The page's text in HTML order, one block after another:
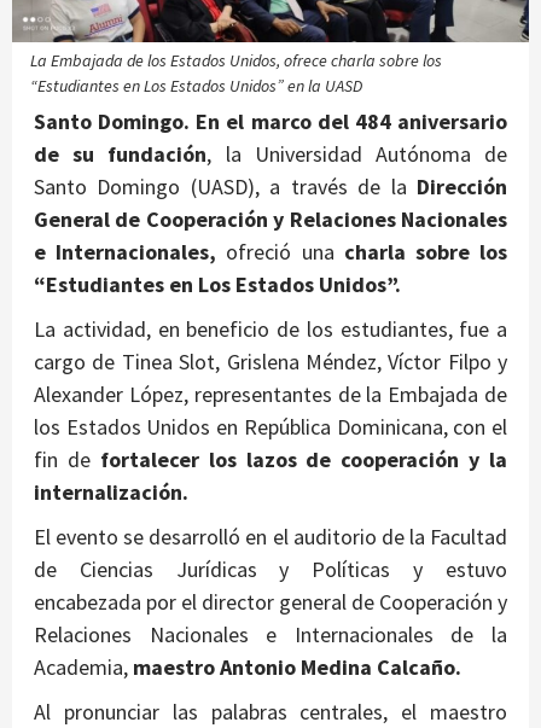
La Embajada de los Estados Unidos, ofrece charla sobre los
“Estudiantes en Los Estados Unidos” en la UASD
Santo Domingo. En el marco del 484 aniversario
de su fundación, la Universidad Autónoma de
Santo Domingo (UASD), a través de la Dirección
General de Cooperación y Relaciones Nacionales
e Internacionales, ofreció una charla sobre los
“Estudiantes en Los Estados Unidos”.
La actividad, en beneficio de los estudiantes, fue a
cargo de Tinea Slot, Grislena Méndez, Víctor Filpo y
Alexander López, representantes de la Embajada de
los Estados Unidos en República Dominicana, con el
fin de fortalecer los lazos de cooperación y la
internalización.
El evento se desarrolló en el auditorio de la Facultad
de Ciencias Jurídicas y Políticas y estuvo
encabezada por el director general de Cooperación y
Relaciones Nacionales e Internacionales de la
Academia, maestro Antonio Medina Calcaño.
Al pronunciar las palabras centrales, el maestro